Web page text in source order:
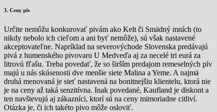
3. Ceny pív
Určite nemôžu konkurovať pivám ako Kelt či Smädný mních (to
nikdy nebolo ich cieľom a ani byť nemôže), sú však nastavené
akceptovateľne. Napríklad na severovýchode Slovenska predávajú
pivá z humenského pivovaru U Medveďa aj za necelé tri eurá za
litrovú fľašu. Treba povedať, že so širším predajom remeselných pív
majú u nás skúsenosti dve menšie siete Malina a Yeme. A najmä
druhá menovaná je sieť nastavená na bonitnejšiu klientelu, ktorá nie
je na ceny až taká senzitívna. Inak povedané, Kaufland je diskont a
ten navštevujú aj zákazníci, ktorí sú na ceny mimoriadne citliví.
Otázka je, či ich takéto pivo môže osloviť.